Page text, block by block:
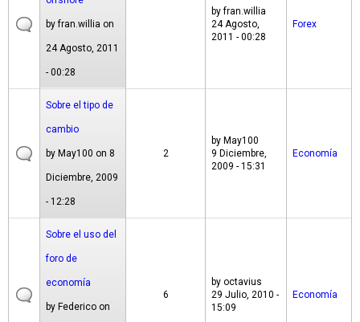
byfran.willia on
24 Agosto, 2011
- 00:28
byfran.willia
24 Agosto,
2011 - 00:28
Forex
Sobre el tipo de
cambio
by May100 on 8
Diciembre, 2009
- 12:28
2
by May100
9 Diciembre,
2009 - 15:31
Economía
Sobre el uso del
foro de
economía
by Federico on
6
by octavius
29 Julio, 2010 -
15:09
Economía